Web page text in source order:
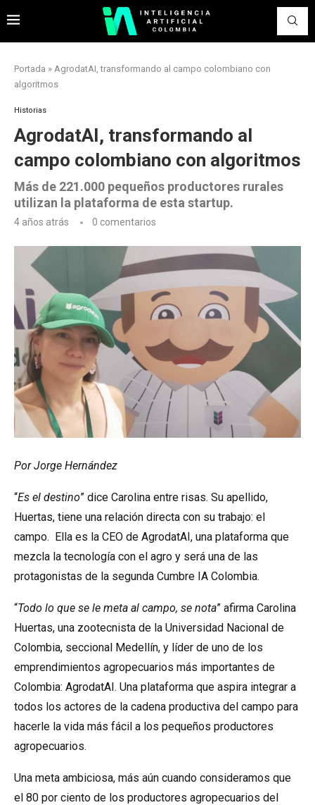
Portada » AgrodatAI, transformando al campo colombiano con
algoritmos
Historias
AgrodatAI, transformando al
campo colombiano con algoritmos
Más de 221.000 pequeños productores rurales
utilizan la plataforma de esta startup.
4 años atrás 0 comentarios
Por Jorge Hernández
“Es el destino” dice Carolina entre risas. Su apellido,
Huertas, tiene una relación directa con su trabajo: el
campo. Ella es la CEO de AgrodatAI, una plataforma que
mezcla la tecnología con el agro y será una de las
protagonistas de la segunda Cumbre IA Colombia.
“Todo lo que se le meta al campo, se nota” afirma Carolina
Huertas, una zootecnista de la Universidad Nacional de
Colombia, seccional Medellín, y líder de uno de los
emprendimientos agropecuarios más importantes de
Colombia: AgrodatAI. Una plataforma que aspira integrar a
todos los actores de la cadena productiva del campo para
hacerle la vida más fácil a los pequeños productores
agropecuarios.
Una meta ambiciosa, más aún cuando consideramos que
el 80 por ciento de los productores agropecuarios del